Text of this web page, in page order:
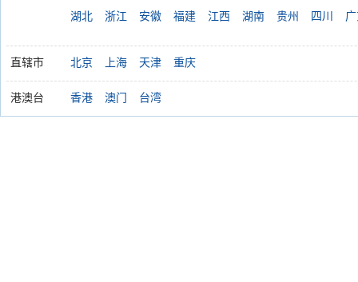
湖北
浙江 安徽 福建 江西 湖南 贵州 四川
直辖市 北京 上海 天津 重庆
港澳台 香港 澳门 台湾